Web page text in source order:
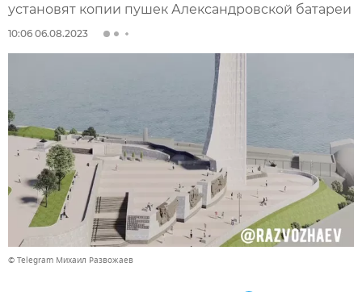
установят копии пушек Александровской батареи
10:06 06.08.2023
© Telegram Михаил Развожаев